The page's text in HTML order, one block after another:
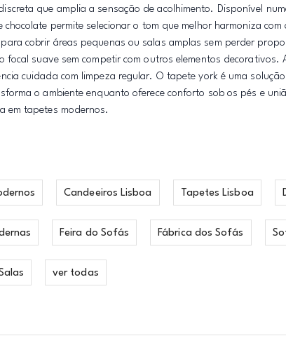
que amplia a sensação de acolhimento. Disponível
permite selecionar o tom que melhor harmoniza
cobrir áreas pequenas ou salas amplas sem perder
suave sem competir com outros elementos decorativos.
cuidada com limpeza regular. O tapete york é uma
o ambiente enquanto oferece conforto sob os pés e
em tapetes modernos.
Candeeiros Lisboa Tapetes Lisboa
Feira do Sofás Fábrica dos Sofás
ver todas